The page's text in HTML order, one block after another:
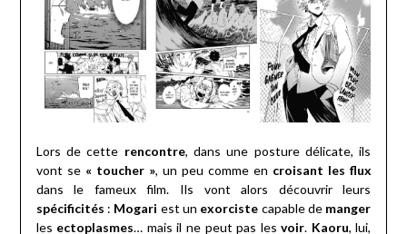
Lors de cette rencontre, dans une posture délicate, ils
vont se « toucher », un peu comme en croisant les flux
dans le fameux film. Ils vont alors découvrir leurs
spécificités : Mogari est un exorciste capable de manger
les ectoplasmes… mais il ne peut pas lesvoir. Kaoru, lui,